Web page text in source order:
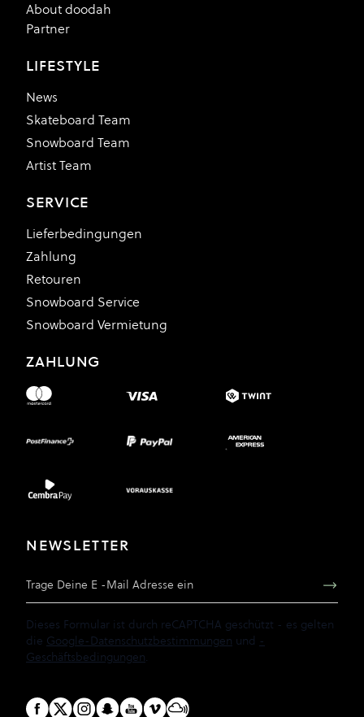
About doodah
Partner
LIFESTYLE
News
Skateboard Team
Snowboard Team
Artist Team
SERVICE
Lieferbedingungen
Zahlung
Retouren
Snowboard Service
Snowboard Vermietung
ZAHLUNG
NEWSLETTER
Dieses Formular ist durch reCAPTCHA geschützt - es gelten
die Google-Datenschutzbestimmungen und -
Geschäftsbedingungen.